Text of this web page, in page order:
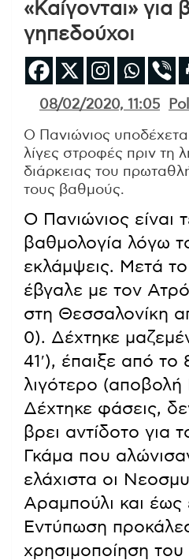
«Καίγονται» για
γηπεδούχοι
08/02/2020, 11:05
Ο Πανιώνιος
λίγες στροφές πριν τη
διάρκειας του
τους βαθμούς.
Ο Πανιώνιος είναι
βαθμολογία λόγω
εκλάμψεις. Μετά
έβγαλε με τον
στη Θεσσαλονίκη
0). Δέχτηκε
41′), έπαιξε από το
λιγότερο
Δέχτηκε φάσεις,
βρει αντίδοτο για
Γκάμα που
ελάχιστα οι
Αραμπούλι και έως
Εντύπωση
χρησιμοποίηση